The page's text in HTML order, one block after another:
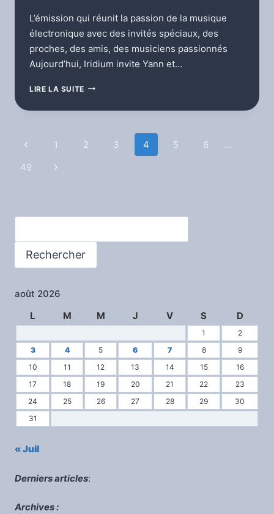
L’émission qui réunit la passion de la musique
électronique avec des invités spéciaux, des
proches, des amis, des musiciens passionnés
Aujourd’hui, Iridium invite Yann et…
LIRE LA SUITE IRIDIUM
FRIENDS
Navigation
de
Page
précédente
1 2 3 4 5 6
…
49
Page
Rechercher
août 2026
L
M M J V S D
1
2
3
4 5 6 7 8
9
10
11 12 13 14 15
16
17
18 19 20 21 22
23
24
25 26 27 28 29
30
31
« Juil
Derniers articles:
Archives :